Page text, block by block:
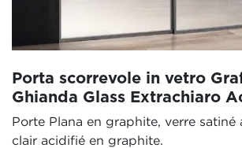
Porta scorrevole in vetro
Ghianda Glass Extrachiaro
Porte Plana en graphite, verre satiné
clair acidifié en graphite.